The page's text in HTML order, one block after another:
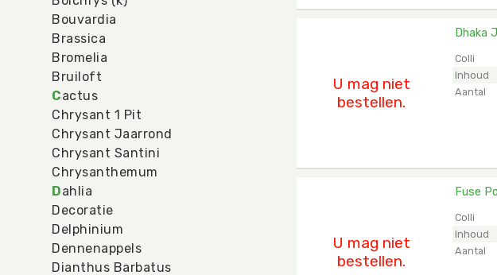
Bouvardia
Brassica
Bromelia
Bruiloft
Cactus
Chrysant 1 Pit
Chrysant Jaarrond
Chrysant Santini
Chrysanthemum
Dahlia
Decoratie
Delphinium
Dennenappels
Dianthus Barbatus
U mag niet
bestellen.
Dhaka
Colli
Inhoud
Aantal
Dhaka Jute S/3 D19*15cm
U moet ingelogd zijn om te
U mag niet
bestellen.
Fuse
Colli
Inhoud
Aantal
U moet ingelogd zijn om te